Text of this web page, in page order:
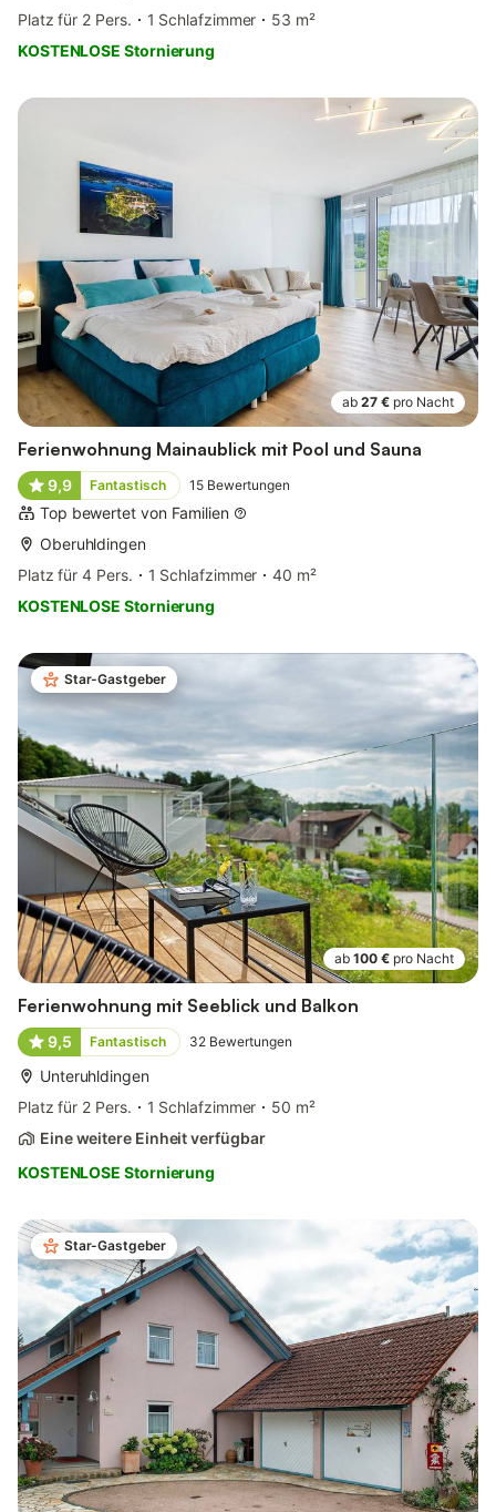
Platz für 2 Pers.
1 Schlafzimmer
53 m²
KOSTENLOSE Stornierung
ab 27 € pro Nacht
Ferienwohnung Mainaublick mit Pool und Sauna
9,9 Fantastisch 15 Bewertungen
Top bewertet von Familien
Oberuhldingen
Platz für 4 Pers.
1 Schlafzimmer
40 m²
KOSTENLOSE Stornierung
Star-Gastgeber
ab 100 € pro Nacht
Ferienwohnung mit Seeblick und Balkon
9,5 Fantastisch 32 Bewertungen
Unteruhldingen
Platz für 2 Pers.
1 Schlafzimmer
50 m²
Eine weitere Einheit verfügbar
KOSTENLOSE Stornierung
Star-Gastgeber